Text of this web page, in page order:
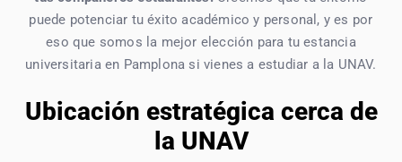
puede potenciar tu éxito académico y personal, y es por
eso que somos la mejor elección para tu estancia
universitaria en Pamplona si vienes a estudiar a la UNAV.
Ubicación estratégica cerca de
la UNAV